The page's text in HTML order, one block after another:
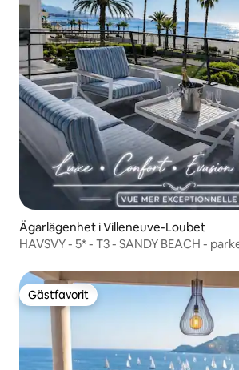
Ägarlägenhet i Villeneuve-Loubet
HAVSVY - 5* - T3 - SANDY BEACH -
Gästfavorit
Gästfavorit